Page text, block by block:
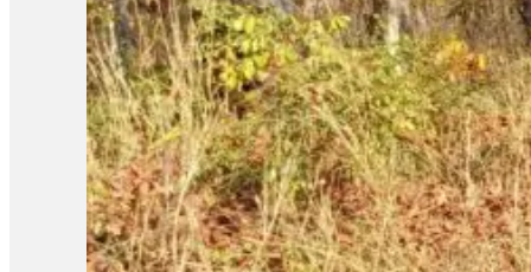
កាបូន ដែលប្រទេសយើងអាចលក់ទៅឱ្យប្រទេសដទៃដែលបានបញ្ចេញជ
នាមជាយុវជនម្នាក់ ក្នុងចំណោម យុវជនជាច្រើន ផ្សេងទៀត ដែលបា
មានការថែរក្សាការពារបន្ថែមទៀត។ លើសពីនេះទៀត ក៏នឹងទាក់
មូលហេតុនៃការប្រែប្រួលអាកាសធាតុ វិធីកាត់បន្ថយបញ្ហា ឥណទានកា
ឈ្វេងយល់អំពីសិទ្ធិរបស់ខ្លួន ដើម្បីជាប្រយោជន៍ក្នុងការអនុវត្តសិទ្ធិរប